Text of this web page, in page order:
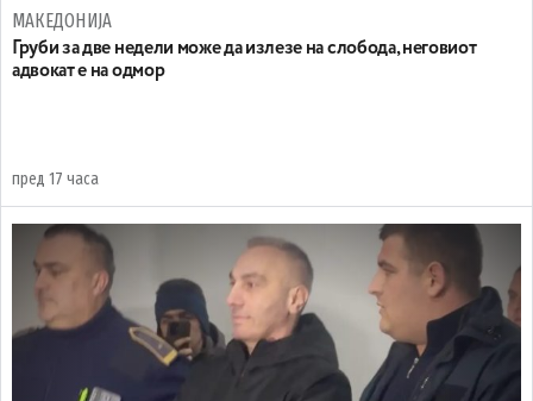
МАКЕДОНИЈА
Груби за две недели може да излезе на слобода, неговиот
адвокат е на одмор
пред 17 часа